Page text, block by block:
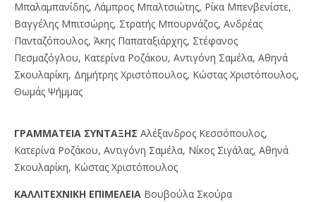
Μπαλαμπανίδης, Λάμπρος Μπαλτσιώτης, Ρίκα Μπενβενίστε,
Βαγγέλης Μπιτσώρης, Στρατής Μπουρνάζος, Ανδρέας
Πανταζόπουλος, Άκης Παπαταξιάρχης, Στέφανος
Πεσμαζόγλου, Κατερίνα Ροζάκου, Αντιγόνη Σαμέλα, Αθηνά
Σκουλαρίκη, Δημήτρης Χριστόπουλος, Κώστας Χριστόπουλος,
Θωμάς Ψήμμας
ΓPAMMATEIA ΣYNTAΞHΣ Αλέξανδρος Κεσσόπουλος,
Κατερίνα Ροζάκου, Αντιγόνη Σαμέλα, Νίκος Σιγάλας, Αθηνά
Σκουλαρίκη, Κώστας Χριστόπουλος
KAΛΛITEXNIKH EΠIMEΛEIA Βουβούλα Σκούρα